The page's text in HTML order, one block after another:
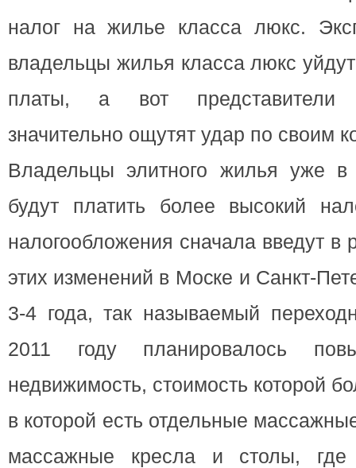
налог на жилье класса люкс.
владельцы жилья класса люкс
платы, а вот представители
значительно ощутят удар по своим
Владельцы элитного жилья уже
будут платить более высокий
налогообложения сначала введут в
этих изменений в Моске и Санкт-
3-4 года, так называемый
2011 году планировалось
недвижимость, стоимость которой
в которой есть отдельные
массажные кресла и столы, где